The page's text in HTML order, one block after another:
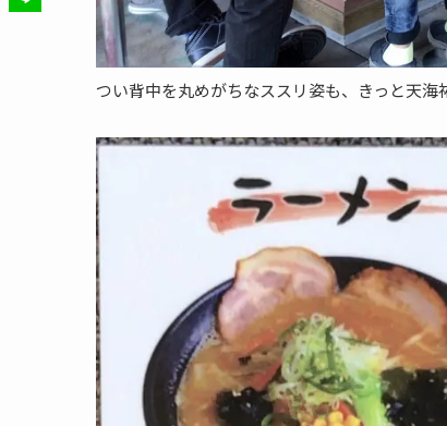
つい背中を丸めがちなススリ姿も、きっと天